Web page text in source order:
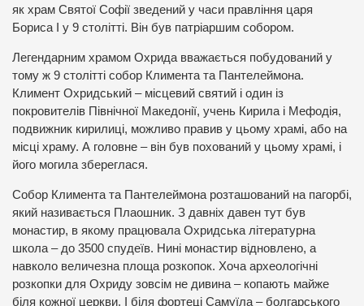
як храм Святої Софії зведений у часи правління царя
Бориса І у 9 столітті. Він був патріаршим собором.
Легендарним храмом Охрида вважається побудований у
тому ж 9 столітті собор Климента та Пантелеймона.
Климент Охридський – місцевий святий і один із
покровителів Північної Македонії, учень Кирила і Мефодія,
подвижник кирилиці, можливо правив у цьому храмі, або на
місці храму. А головне – він був похований у цьому храмі, і
його могила збереглася.
Собор Климента та Пантелеймона розташований на пагорбі,
який називається Плаошник. З давніх давен тут був
монастир, в якому працювала Охридська літературна
школа – до 3500 спудеїв. Нині монастир відновлено, а
навколо величезна площа розкопок. Хоча археологічні
розкопки для Охриду зовсім не дивина – копають майже
біля кожної церкви. І біля фортеці Самуїла – болгарського